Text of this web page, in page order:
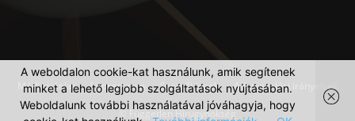
Médiaajánlat Impresszum Szerzői jogok Adatkezelési irányelvek
© Független Hírügynökség
A weboldalon cookie-kat használunk, amik segítenek
minket a lehető legjobb szolgáltatások nyújtásában.
Weboldalunk további használatával jóváhagyja, hogy